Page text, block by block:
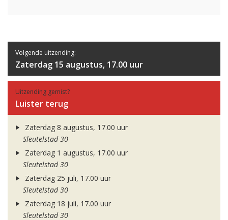
Volgende uitzending:
Zaterdag 15 augustus, 17.00 uur
Uitzending gemist?
Luister terug
Zaterdag 8 augustus, 17.00 uur
Sleutelstad 30
Zaterdag 1 augustus, 17.00 uur
Sleutelstad 30
Zaterdag 25 juli, 17.00 uur
Sleutelstad 30
Zaterdag 18 juli, 17.00 uur
Sleutelstad 30